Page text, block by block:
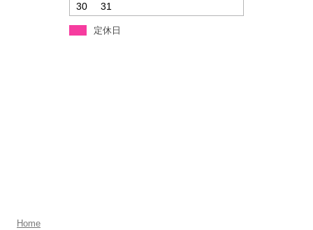
30
31
定休日
Home